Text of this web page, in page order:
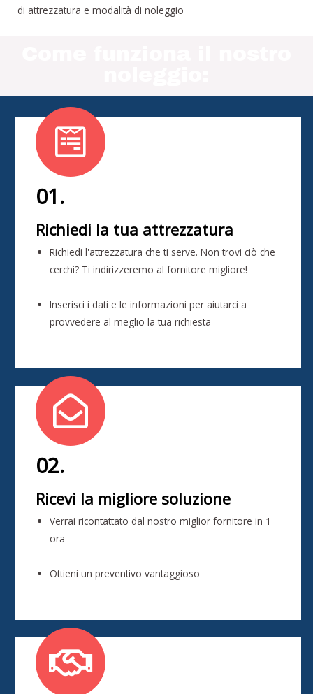
di attrezzatura e modalità di noleggio
01.
Richiedi la tua attrezzatura
Richiedi l'attrezzatura che ti serve. Non trovi ciò che
cerchi? Ti indirizzeremo al fornitore migliore!
Inserisci i dati e le informazioni per aiutarci a
provvedere al meglio la tua richiesta
02.
Ricevi la migliore soluzione
Verrai ricontattato dal nostro miglior fornitore in 1
ora
Ottieni un preventivo vantaggioso